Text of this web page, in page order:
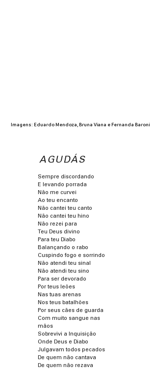
Imagens: Eduardo Mendoza, Bruna Viana e Fernanda Baroni
AGUDÁS
Sempre discordando
E levando porrada
Não me curvei
Ao teu encanto
Não cantei teu canto
Não cantei teu hino
Não rezei para
Teu Deus divino
Para teu Diabo
Balançando o rabo
Cuspindo fogo e sorrindo
Não atendi teu sinal
Não atendi teu sino
Para ser devorado
Por teus leões
Nas tuas arenas
Nos teus batalhões
Por seus cães de guarda
Com muito sangue nas
mãos
Sobrevivi a Inquisição
Onde Deus e Diabo
Julgavam todos pecados
De quem não cantava
De quem não rezava